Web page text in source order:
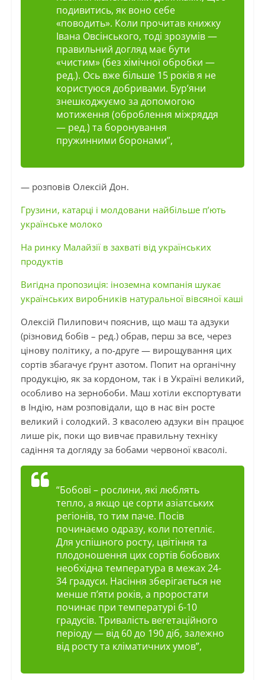
подивитись, як воно себе
«поводить». Коли прочитав книжку
Івана Овсінського, тоді зрозумів —
правильний догляд має бути
«чистим» (без хімічної обробки —
ред.). Ось вже більше 15 років я не
користуюся добривами. Бур’яни
знешкоджуємо за допомогою
мотиження (оброблення міжряддя
— ред.) та боронування
пружинними боронами”,
— розповів Олексій Дон.
Грузини, катарці і молдовани найбільше п’ють
українське молоко
На ринку Малайзії в захваті від українських
продуктів
Вигідна пропозиція: іноземна компанія шукає
українських виробників натуральної вівсяної каші
Олексій Пилипович пояснив, що маш та адзуки
(різновид бобів – ред.) обрав, перш за все, через
цінову політику, а по-друге — вирощування цих
сортів збагачує ґрунт азотом. Попит на органічну
продукцію, як за кордоном, так і в Україні великий,
особливо на зернобоби. Маш хотіли експортувати
в Індію, нам розповідали, що в нас він росте
великий і солодкий. З квасолею адзуки він працює
лише рік, поки що вивчає правильну техніку
садіння та догляду за бобами червоної квасолі.
“Бобові – рослини, які люблять
тепло, а якщо це сорти азіатських
регіонів, то тим паче. Посів
починаємо одразу, коли потепліє.
Для успішного росту, цвітіння та
плодоношення цих сортів бобових
необхідна температура в межах 24-
34 градуси. Насіння зберігається не
менше п’яти років, а проростати
починає при температурі 6-10
градусів. Тривалість вегетаційного
періоду — від 60 до 190 діб, залежно
від росту та кліматичних умов”,